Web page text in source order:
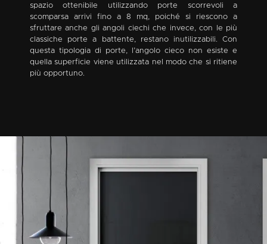
spazio ottenibile utilizzando porte scorrevoli a
scomparsa arrivi fino a 8 mq, poiché si riescono a
sfruttare anche gli angoli ciechi che invece, con le più
classiche porte a battente, restano inutilizzabili. Con
questa tipologia di porte, l’angolo cieco non esiste e
quella superficie viene utilizzata nel modo che si ritiene
più opportuno.